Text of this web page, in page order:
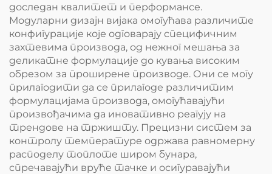
доследан квалитет и перформансе.
Модуларни дизајн вијака омогућава различите
конфигурације које одговарају специфичним
захтевима производа, од нежног мешања за
деликатне формулације до кувања високим
обрезом за проширене производе. Они се могу
прилагодити да се прилагоде различитим
формулацијама производа, омогућавајући
произвођачима да иновативно реагују на
трендове на тржишту. Прецизни систем за
контролу температуре одржава равномерну
расподелу топлоте широм бунара,
спречавајући вруће тачке и осигуравајући